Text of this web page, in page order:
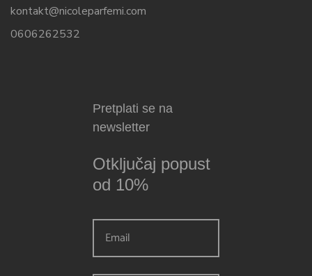
kontakt@nicoleparfemi.com
0606262532
Pretplati se na
newsletter
Otključaj popust
od 10%